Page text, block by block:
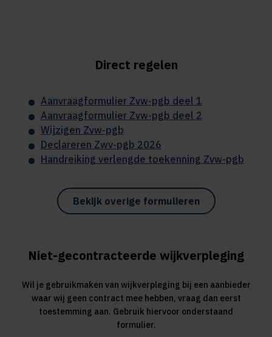
Direct regelen
Aanvraagformulier Zvw-pgb deel 1
Aanvraagformulier Zvw-pgb deel 2
Wijzigen Zvw-pgb
Declareren Zwv-pgb 2026
Handreiking verlengde toekenning Zvw-pgb
Bekijk overige formulieren
Niet-gecontracteerde wijkverpleging
Wil je gebruikmaken van wijkverpleging bij een aanbieder
waar wij geen contract mee hebben, vraag dan eerst
toestemming aan. Gebruik hiervoor onderstaand
formulier.